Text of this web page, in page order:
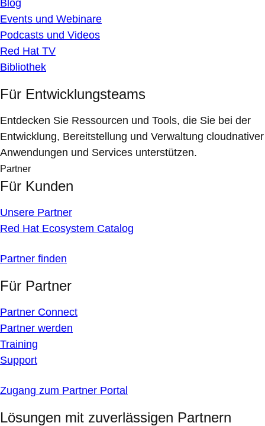
Blog
Events und Webinare
Podcasts und Videos
Red Hat TV
Bibliothek
Für Entwicklungsteams
Entdecken Sie Ressourcen und Tools, die Sie bei der
Entwicklung, Bereitstellung und Verwaltung cloudnativer
Anwendungen und Services unterstützen.
Partner
Für Kunden
Unsere Partner
Red Hat Ecosystem Catalog
Partner finden
Für Partner
Partner Connect
Partner werden
Training
Support
Zugang zum Partner Portal
Lösungen mit zuverlässigen Partnern